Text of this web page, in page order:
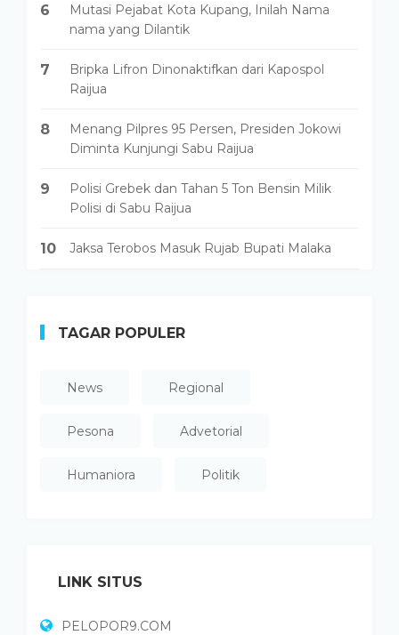
6
Mutasi Pejabat Kota Kupang, Inilah Nama
nama yang Dilantik
7
Bripka Lifron Dinonaktifkan dari Kapospol
Raijua
8
Menang Pilpres 95 Persen, Presiden Jokowi
Diminta Kunjungi Sabu Raijua
9
Polisi Grebek dan Tahan 5 Ton Bensin Milik
Polisi di Sabu Raijua
10 Jaksa Terobos Masuk Rujab Bupati Malaka
TAGAR POPULER
News Regional
Pesona Advetorial
Humaniora Politik
LINK SITUS
PELOPOR9.COM